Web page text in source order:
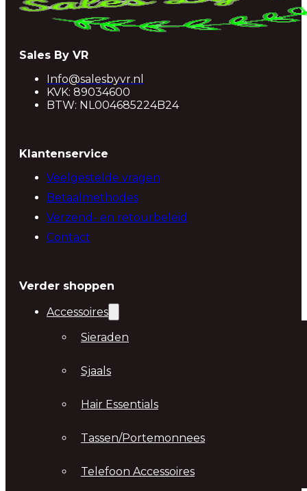
Sales By VR
Info@salesbyvr.nl
KVK: 89034600
BTW: NL004685224B24
Klantenservice
Veelgestelde vragen
Betaalmethodes
Verzend- en retourbeleid
Contact
Verder shoppen
Accessoires
Sieraden
Sjaals
Hair Essentials
Tassen/Portemonnees
Telefoon Accessoires